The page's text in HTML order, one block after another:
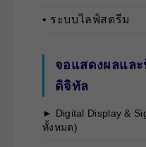
• ระบบไลฟ์สตรีม
จอแสดงผลแล
ดิจิทัล
► Digital Display &
ทั้งหมด)